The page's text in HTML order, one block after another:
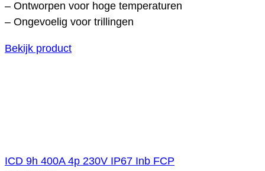
– Ontworpen voor hoge temperaturen
– Ongevoelig voor trillingen
Bekijk product
ICD 9h 400A 4p 230V IP67 Inb FCP